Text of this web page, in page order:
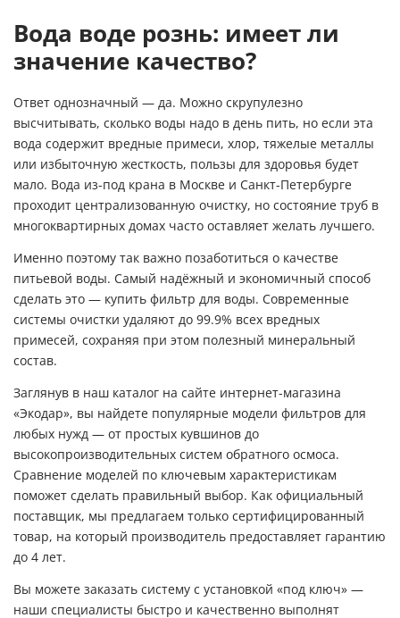
Вода воде рознь: имеет ли
значение качество?
Ответ однозначный — да. Можно скрупулезно
высчитывать, сколько воды надо в день пить, но если эта
вода содержит вредные примеси, хлор, тяжелые металлы
или избыточную жесткость, пользы для здоровья будет
мало. Вода из-под крана в Москве и Санкт-Петербурге
проходит централизованную очистку, но состояние труб в
многоквартирных домах часто оставляет желать лучшего.
Именно поэтому так важно позаботиться о качестве
питьевой воды. Самый надёжный и экономичный способ
сделать это — купить фильтр для воды. Современные
системы очистки удаляют до 99.9% всех вредных
примесей, сохраняя при этом полезный минеральный
состав.
Заглянув в наш каталог на сайте интернет-магазина
«Экодар», вы найдете популярные модели фильтров для
любых нужд — от простых кувшинов до
высокопроизводительных систем обратного осмоса.
Сравнение моделей по ключевым характеристикам
поможет сделать правильный выбор. Как официальный
поставщик, мы предлагаем только сертифицированный
товар, на который производитель предоставляет гарантию
до 4 лет.
Вы можете заказать систему с установкой «под ключ» —
наши специалисты быстро и качественно выполнят